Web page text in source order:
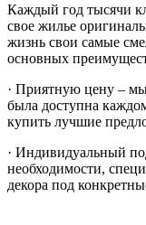
Каждый год тысячи
свое жилье
жизнь свои самые
основных
· Приятную цену –
была доступна
купить лучшие
· Индивидуальный
необходимости,
декора под